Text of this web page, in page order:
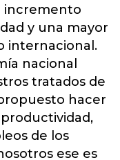
incremento
y una mayor
internacional.
nacional
tratados de
hacer
de los
ese es